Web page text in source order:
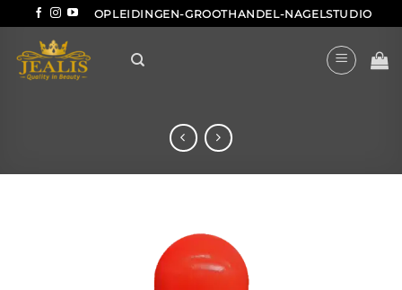
naar
inhoud
OPLEIDINGEN-GROOTHANDEL-NAGELSTUDIO